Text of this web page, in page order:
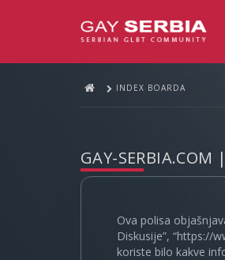
INDEX BOARDA
GAY-SERBIA.COM
Ova polisa
Diskusije”, “https://
koriste bilo kakve